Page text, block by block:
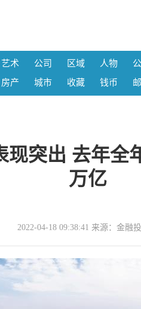
艺术 公司 区域 人物
房产 城市 收藏 钱币
现突出 去年全
万亿
2022-04-18 09:38:41 来源：金融